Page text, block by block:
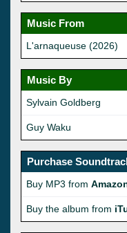
Music From
L'arnaqueuse (2026)
Music By
Sylvain Goldberg
Guy Waku
Purchase
Buy MP3 from
Buy the album from